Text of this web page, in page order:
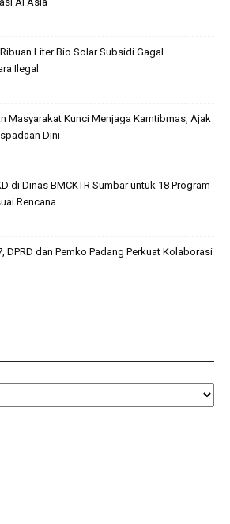
Liter Bio Solar Subsidi Gagal
Ilegal
Masyarakat Kunci Menjaga Kamtibmas, Ajak
Dini
di Dinas BMCKTR Sumbar untuk 18 Program
Rencana
DPRD dan Pemko Padang Perkuat Kolaborasi